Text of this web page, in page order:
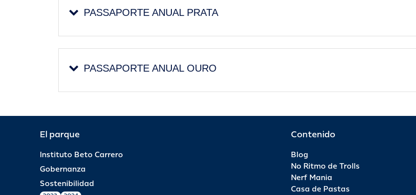
PASSAPORTE ANUAL PRATA
PASSAPORTE ANUAL OURO
El parque
Instituto Beto Carrero
Gobernanza
Sostenibilidad
Contenido
Blog
No Ritmo de Trolls
Nerf Mania
Casa de Pastas